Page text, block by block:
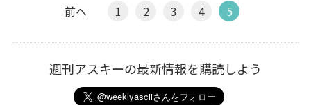
前へ 1 2 3 4 5
週刊アスキーの最新情報を購読しよう